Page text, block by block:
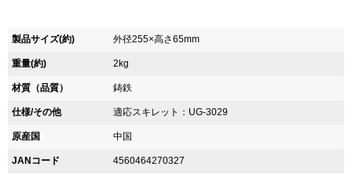
製品サイズ(約) 外径255×高さ65mm
重量(約) 2kg
材質（品質） 鋳鉄
仕様/その他 適応スキレット：UG-3029
原産国 中国
JANコード 4560464270327